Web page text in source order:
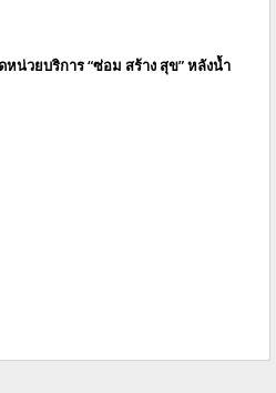
น่วยบริการ “ซ่อม สร้าง สุข” หลังน้ำ